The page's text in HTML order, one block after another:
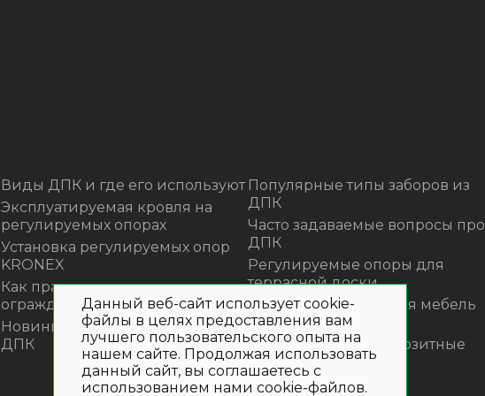
Виды ДПК и где его используют
Эксплуатируемая кровля на
регулируемых опорах
Установка регулируемых опор
KRONEX
Как правильно монтировать
ограждения из ДПК?
Новинка! Моющее средство для
ДПК
Популярные типы заборов из
ДПК
Часто задаваемые вопросы про
ДПК
Регулируемые опоры для
террасной доски
Премиальная садовая мебель
из ротанга Outdoor
Нескользящие композитные
ступени
Данный веб-сайт использует cookie-
файлы в целях предоставления вам
лучшего пользовательского опыта на
нашем сайте. Продолжая использовать
данный сайт, вы соглашаетесь с
использованием нами cookie-файлов.